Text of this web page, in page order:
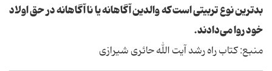
بدترین نوع تربیتی است که والدین آگاهانه یا نا آگاهانه در حق اولاد
خود روا می‌دادند.
منبع: کتاب راه رشد آیت الله حائری شیرازی